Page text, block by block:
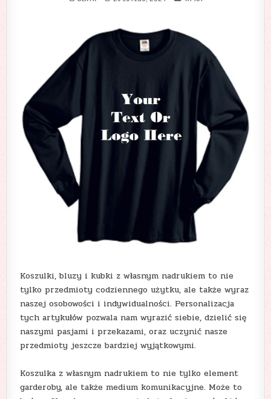
IN
Koszulki, bluzy i kubki z własnym nadrukiem to nie
tylko przedmioty codziennego użytku, ale także wyraz
naszej osobowości i indywidualności. Personalizacja
tych artykułów pozwala nam wyrazić siebie, dzielić się
naszymi pasjami i przekazami, oraz uczynić nasze
przedmioty jeszcze bardziej wyjątkowymi.
Koszulka z własnym nadrukiem to nie tylko element
garderoby, ale także medium komunikacyjne. Może to